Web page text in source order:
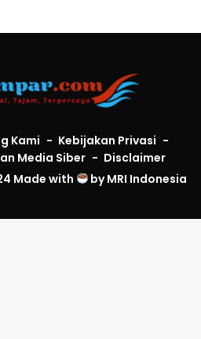
Kami
Kebijakan Privasi
Media Siber
Disclaimer
Made with
byMRI Indonesia